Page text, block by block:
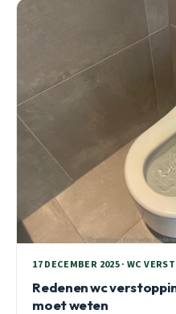
17 DECEMBER 2025 · WC
Redenen wc
moet weten